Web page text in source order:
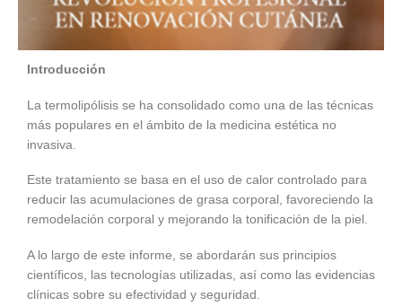
Introducción
La termolipólisis se ha consolidado como una de las técnicas
más populares en el ámbito de la medicina estética no
invasiva.
Este tratamiento se basa en el uso de calor controlado para
reducir las acumulaciones de grasa corporal, favoreciendo la
remodelación corporal y mejorando la tonificación de la piel.
A lo largo de este informe, se abordarán sus principios
científicos, las tecnologías utilizadas, así como las evidencias
clínicas sobre su efectividad y seguridad.